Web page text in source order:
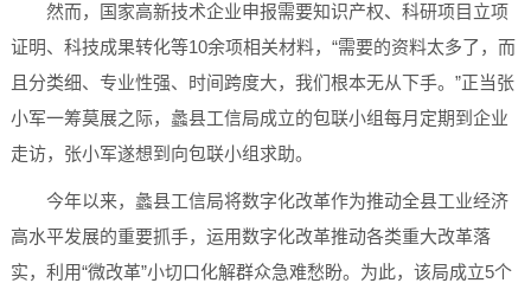
然而，国家高新技术企业申报需要知识产权、科研项目立项
证明、科技成果转化等10余项相关材料，“需要的资料太多了，而
且分类细、专业性强、时间跨度大，我们根本无从下手。”正当张
小军一筹莫展之际，蠡县工信局成立的包联小组每月定期到企业
走访，张小军遂想到向包联小组求助。
今年以来，蠡县工信局将数字化改革作为推动全县工业经济
高水平发展的重要抓手，运用数字化改革推动各类重大改革落
实，利用“微改革”小切口化解群众急难愁盼。为此，该局成立5个